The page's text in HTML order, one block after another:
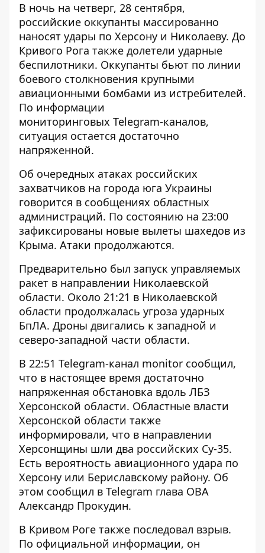
В ночь на четверг, 28 сентября,
российские оккупанты массированно
наносят удары по Херсону и Николаеву. До
Кривого Рога также долетели ударные
беспилотники. Оккупанты бьют по линии
боевого столкновения крупными
авиационными бомбами из истребителей.
По информации
мониторинговых Telegram-каналов,
ситуация остается достаточно
напряженной.
Об очередных атаках российских
захватчиков на города юга Украины
говорится в сообщениях областных
администраций. По состоянию на 23:00
зафиксированы новые вылеты шахедов из
Крыма. Атаки продолжаются.
Предварительно был запуск управляемых
ракет в направлении Николаевской
области. Около 21:21 в Николаевской
области продолжалась угроза ударных
БпЛА. Дроны двигались к западной и
северо-западной части области.
В 22:51 Telegram-канал monitor сообщил,
что в настоящее время достаточно
напряженная обстановка вдоль ЛБЗ
Херсонской области. Областные власти
Херсонской области также
информировали, что в направлении
Херсонщины шли два российских Су-35.
Есть вероятность авиационного удара по
Херсону или Бериславскому району. Об
этом сообщил в Telegram глава ОВА
Александр Прокудин.
В Кривом Роге также последовал взрыв.
По официальной информации, он